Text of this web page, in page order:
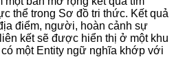
thể trong Sơ đồ tri thức. Kết quả
điểm, người, hoàn cảnh sự
kết sẽ được hiển thị ở một khu
một Entity ngữ nghĩa khớp với